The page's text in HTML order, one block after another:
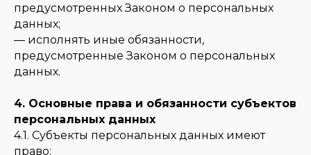
предусмотренных Законом о персональных
данных;
— исполнять иные обязанности,
предусмотренные Законом о персональных
данных.
4. Основные права и обязанности субъектов
персональных данных
4.1. Субъекты персональных данных имеют
право: